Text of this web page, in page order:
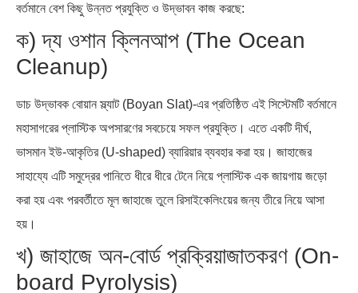
বর্তমানে বেশ কিছু উন্নত প্রযুক্তি ও উদ্ভাবন কাজ করছে:
ক) দ্য ওশান ক্লিনআপ (The Ocean
Cleanup)
ডাচ উদ্ভাবক বোয়ান স্ল্যাট (Boyan Slat)-এর প্রতিষ্ঠিত এই সিস্টেমটি বর্তমানে
মহাসাগরের প্লাস্টিক অপসারণের সবচেয়ে সফল প্রযুক্তি। এতে একটি দীর্ঘ,
ভাসমান ইউ-আকৃতির (U-shaped) ব্যারিয়ার ব্যবহার করা হয়। জাহাজের
সাহায্যে এটি সমুদ্রের পানিতে ধীরে ধীরে টেনে নিয়ে প্লাস্টিক এক জায়গায় জড়ো
করা হয় এবং পরবর্তীতে মূল জাহাজে তুলে রিসাইকেলিংয়ের জন্য তীরে নিয়ে আসা
হয়।
খ) জাহাজে অন-বোর্ড প্রক্রিয়াজাতকরণ (On-
board Pyrolysis)